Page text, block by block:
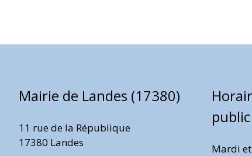
Mairie de Landes (17380)
11 rue de la République
17380 Landes
Mardi